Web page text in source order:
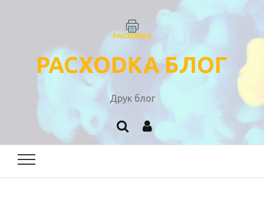
PACXODKA БЛОГ
Друк блог